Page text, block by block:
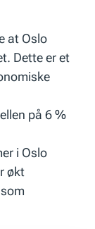
at Oslo
Dette er et
på 6 %
i Oslo
økt